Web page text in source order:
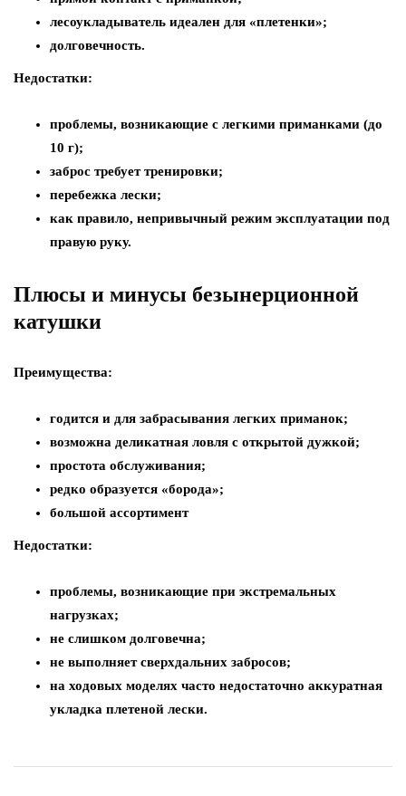
лесоукладыватель идеален для «плетенки»;
долговечность.
Недостатки:
проблемы, возникающие с легкими приманками (до
10 г);
заброс требует тренировки;
перебежка лески;
как правило, непривычный режим эксплуатации под
правую руку.
Плюсы и минусы безынерционной
катушки
Преимущества:
годится и для забрасывания легких приманок;
возможна деликатная ловля с открытой дужкой;
простота обслуживания;
редко образуется «борода»;
большой ассортимент
Недостатки:
проблемы, возникающие при экстремальных
нагрузках;
не слишком долговечна;
не выполняет сверхдальних забросов;
на ходовых моделях часто недостаточно аккуратная
укладка плетеной лески.